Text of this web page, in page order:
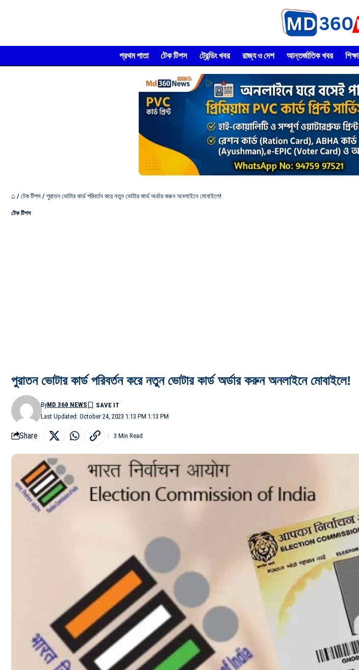
প্রথম পাতা টেক টিপস ট্রেন্ডিং খবর রাজ্য ও দেশ আন্তর্জাতিক খবর শিক্ষা
⌂ / টেক টিপস / পুরাতন ভোটার কার্ড পরিবর্তন করে নতুন ভোটার কার্ড অর্ডার করুন অনলাইনে মোবাইলে!
টেক টিপস
পুরাতন ভোটার কার্ড পরিবর্তন করে নতুন ভোটার কার্ড অর্ডার করুন অনলাইনে মোবাইলে!
Last Updated: October 24, 2023 1:13 PM 1:13 PM
ByMD 360 NEWS
Share 3 Min Read